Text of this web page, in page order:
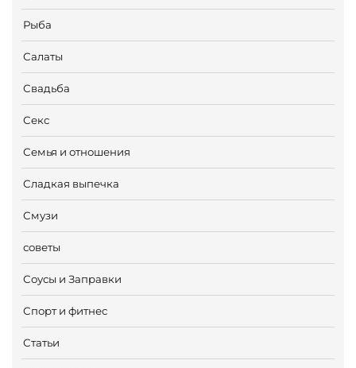
Рыба
Салаты
Свадьба
Секс
Семья и отношения
Сладкая выпечка
Смузи
советы
Соусы и Заправки
Спорт и фитнес
Статьи